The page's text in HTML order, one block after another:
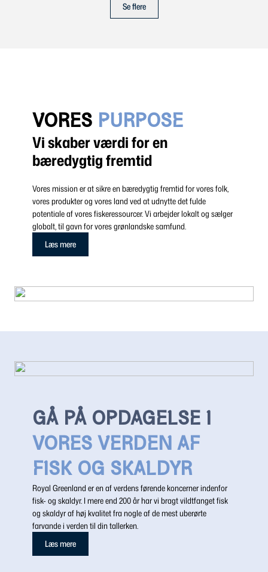
Se flere
VORES PURPOSE
Vi skaber værdi for en
bæredygtig fremtid
Vores mission er at sikre en bæredygtig fremtid for vores folk,
vores produkter og vores land ved at udnytte det fulde
potentiale af vores fiskeressourcer. Vi arbejder lokalt og sælger
globalt, til gavn for vores grønlandske samfund.
Læs mere
GÅ PÅ OPDAGELSE I
VORES VERDEN AF
FISK OG SKALDYR
Royal Greenland er en af verdens førende koncerner indenfor
fisk- og skaldyr. I mere end 200 år har vi bragt vildtfanget fisk
og skaldyr af høj kvalitet fra nogle af de mest uberørte
farvande i verden til din tallerken.
Læs mere